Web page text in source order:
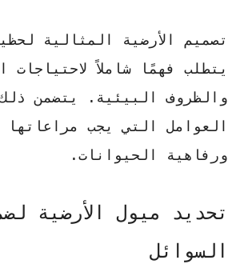
تصميم الأرضية المثالية
يتطلب فهمًا شاملاً لاحتياجات
والظروف البيئية. يتضمن
العوامل التي يجب مراعاتها
ورفاهية الحيوانات.
تحديد ميول الأرضية
السوائل